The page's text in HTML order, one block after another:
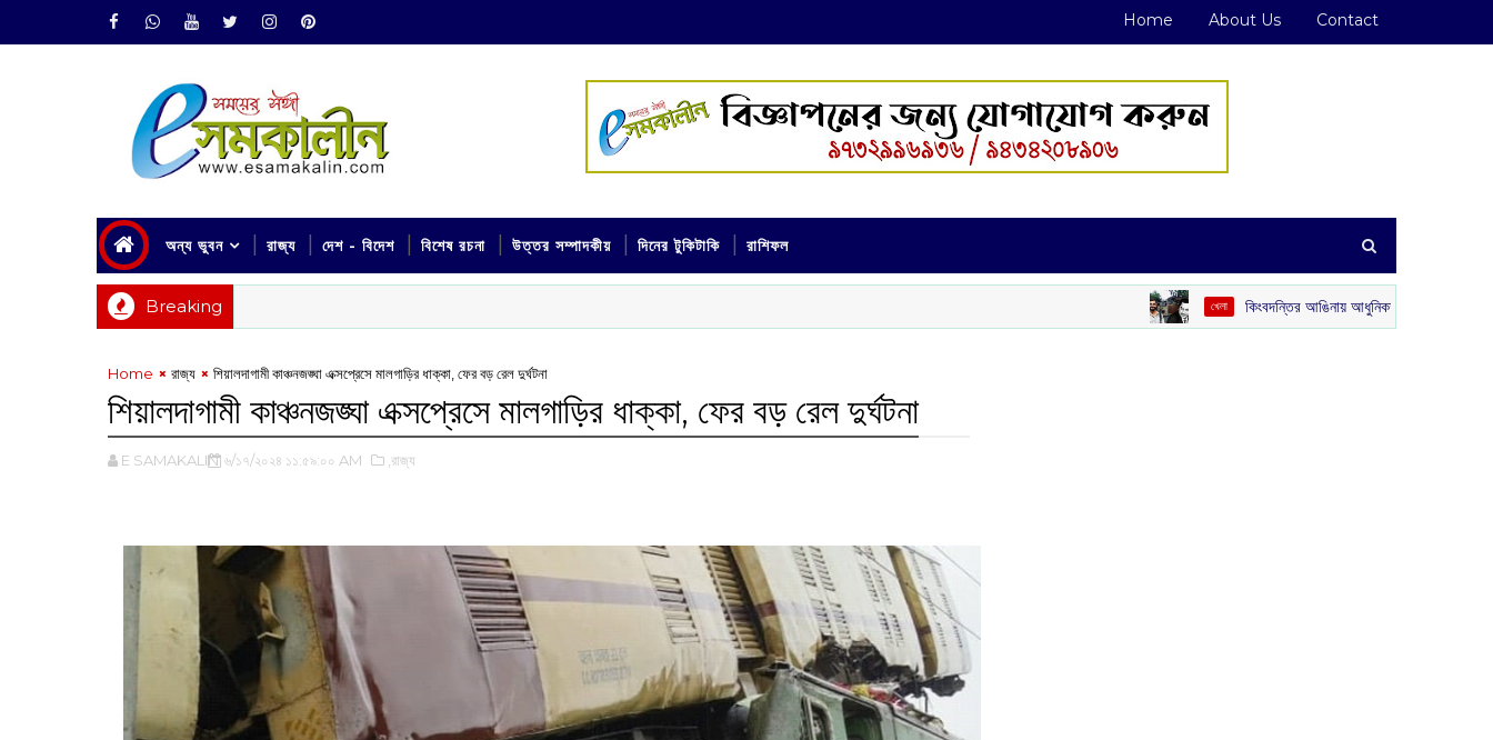
Home About Us Contact
অন্য ভুবন রাজ্য দেশ - বিদেশ বিশেষ রচনা উত্তর সম্পাদকীয় দিনের টুকিটাকি রাশিফল
Breaking কিংবদন্তির আঙিনায় আধুনিকতার ছোঁয়া: কিশোর কুমারের ‘গৌরী কুঞ্জ’
Home রাজ্য শিয়ালদাগামী কাঞ্চনজঙ্ঘা এক্সপ্রেসে মালগাড়ির ধাক্কা, ফের বড় রেল দুর্ঘটনা
শিয়ালদাগামী কাঞ্চনজঙ্ঘা এক্সপ্রেসে মালগাড়ির ধাক্কা, ফের বড় রেল দুর্ঘটনা
E SAMAKALIN ৬/১৭/২০২৪ ১১:৫৯:০০ AM ,রাজ্য